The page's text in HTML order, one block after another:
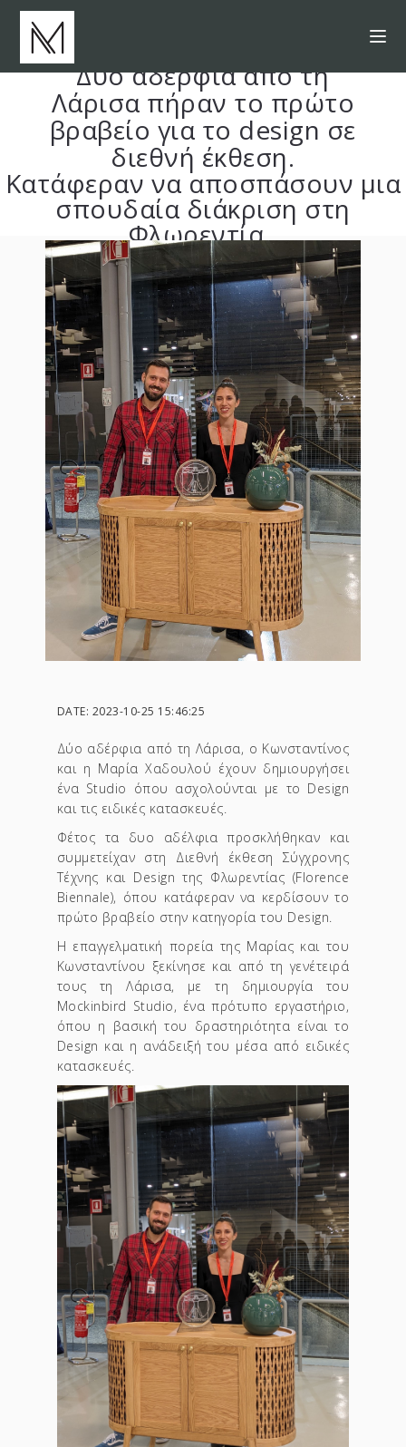
Δύο αδέρφια από τη
Λάρισα πήραν το πρώτο
βραβείο για το design σε
διεθνή έκθεση.
Κατάφεραν να αποσπάσουν μια
σπουδαία διάκριση στη
Φλωρεντία.
DATE: 2023-10-25 15:46:25
Δύο αδέρφια από τη Λάρισα, ο Κωνσταντίνος
και η Μαρία Χαδουλού έχουν δημιουργήσει
ένα Studio όπου ασχολούνται με το Design
και τις ειδικές κατασκευές.
Φέτος τα δυο αδέλφια προσκλήθηκαν και
συμμετείχαν στη Διεθνή έκθεση Σύγχρονης
Τέχνης και Design της Φλωρεντίας (Florence
Biennale), όπου κατάφεραν να κερδίσουν το
πρώτο βραβείο στην κατηγορία του Design.
Η επαγγελματική πορεία της Μαρίας και του
Κωνσταντίνου ξεκίνησε και από τη γενέτειρά
τους τη Λάρισα, με τη δημιουργία του
Mockinbird Studio, ένα πρότυπο εργαστήριο,
όπου η βασική του δραστηριότητα είναι το
Design και η ανάδειξή του μέσα από ειδικές
κατασκευές.